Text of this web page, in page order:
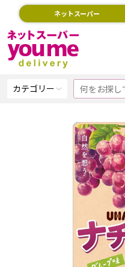
ネットスーパー
カテゴリー